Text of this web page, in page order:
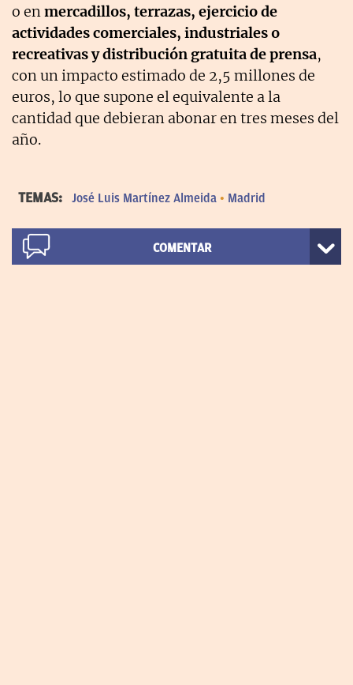
o enmercadillos, terrazas, ejercicio de
actividades comerciales, industriales o
recreativas y distribución gratuita de prensa,
con un impacto estimado de 2,5 millones de
euros, lo que supone el equivalente a la
cantidad que debieran abonar en tres meses del
año.
TEMAS: José Luis Martínez Almeida Madrid
COMENTAR